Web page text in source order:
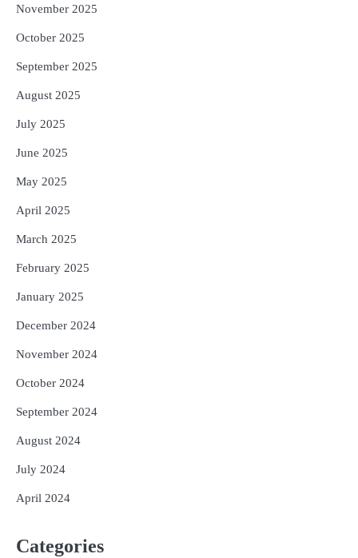
November 2025
October 2025
September 2025
August 2025
July 2025
June 2025
May 2025
April 2025
March 2025
February 2025
January 2025
December 2024
November 2024
October 2024
September 2024
August 2024
July 2024
April 2024
Categories